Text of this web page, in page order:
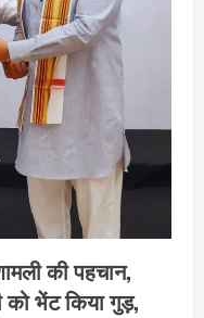
की पहचान,
को भेंट किया गुड़,